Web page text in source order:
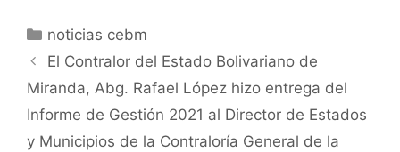
noticias cebm
El Contralor del Estado Bolivariano de
Miranda, Abg. Rafael López hizo entrega del
Informe de Gestión 2021 al Director de Estados
y Municipios de la Contraloría General de la